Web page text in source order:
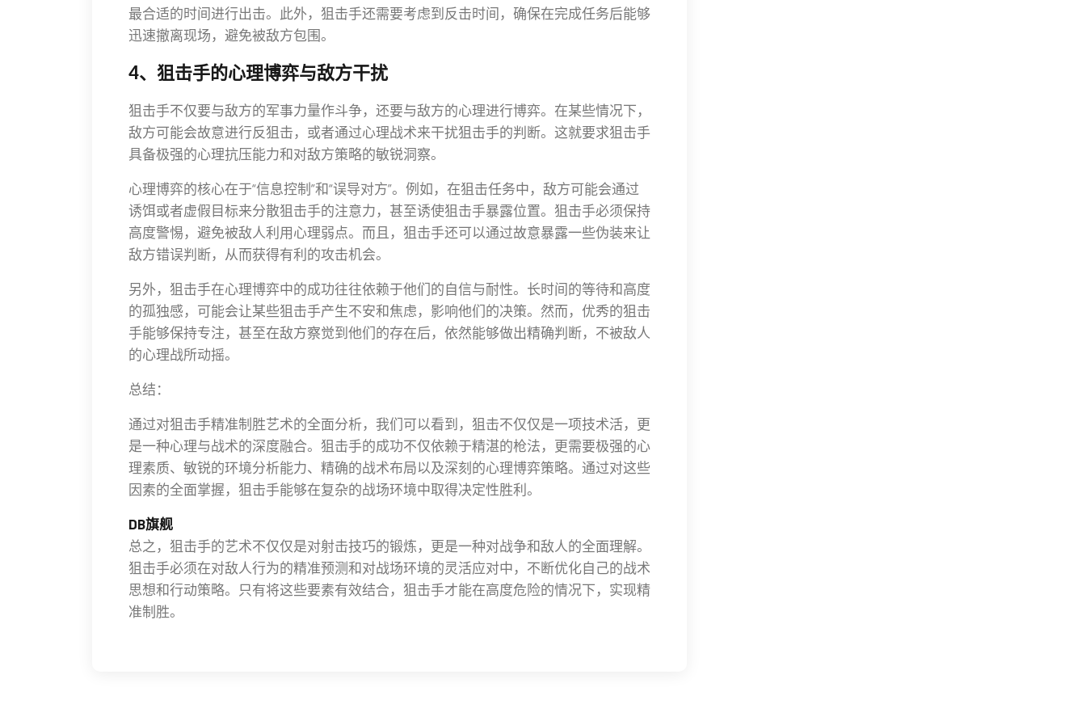
最合适的时间进行出击。此外，狙击手还需要考虑到反击时间，确保在完成任务后能够
迅速撤离现场，避免被敌方包围。
4、狙击手的心理博弈与敌方干扰
狙击手不仅要与敌方的军事力量作斗争，还要与敌方的心理进行博弈。在某些情况下，
敌方可能会故意进行反狙击，或者通过心理战术来干扰狙击手的判断。这就要求狙击手
具备极强的心理抗压能力和对敌方策略的敏锐洞察。
心理博弈的核心在于“信息控制”和“误导对方”。例如，在狙击任务中，敌方可能会通过
诱饵或者虚假目标来分散狙击手的注意力，甚至诱使狙击手暴露位置。狙击手必须保持
高度警惕，避免被敌人利用心理弱点。而且，狙击手还可以通过故意暴露一些伪装来让
敌方错误判断，从而获得有利的攻击机会。
另外，狙击手在心理博弈中的成功往往依赖于他们的自信与耐性。长时间的等待和高度
的孤独感，可能会让某些狙击手产生不安和焦虑，影响他们的决策。然而，优秀的狙击
手能够保持专注，甚至在敌方察觉到他们的存在后，依然能够做出精确判断，不被敌人
的心理战所动摇。
总结：
通过对狙击手精准制胜艺术的全面分析，我们可以看到，狙击不仅仅是一项技术活，更
是一种心理与战术的深度融合。狙击手的成功不仅依赖于精湛的枪法，更需要极强的心
理素质、敏锐的环境分析能力、精确的战术布局以及深刻的心理博弈策略。通过对这些
因素的全面掌握，狙击手能够在复杂的战场环境中取得决定性胜利。
DB旗舰
总之，狙击手的艺术不仅仅是对射击技巧的锻炼，更是一种对战争和敌人的全面理解。
狙击手必须在对敌人行为的精准预测和对战场环境的灵活应对中，不断优化自己的战术
思想和行动策略。只有将这些要素有效结合，狙击手才能在高度危险的情况下，实现精
准制胜。